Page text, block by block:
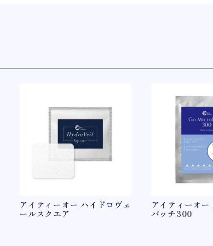
アイティーオー ハイドロヴェ
ールスクエア
アイティーオー
パッチ300